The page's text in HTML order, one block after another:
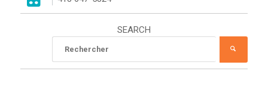
SEARCHHISTORIQUE DU CCQCA